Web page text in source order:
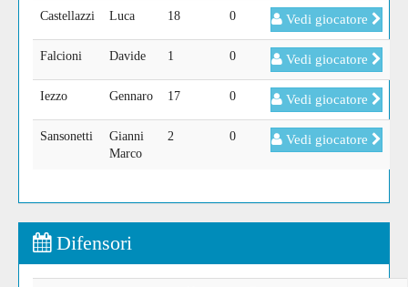
Castellazzi Luca 18 0 Vedi giocatore
Falcioni Davide 1 0 Vedi giocatore
Iezzo Gennaro 17 0 Vedi giocatore
Sansonetti
Gianni
Marco
2 0 Vedi giocatore
Difensori